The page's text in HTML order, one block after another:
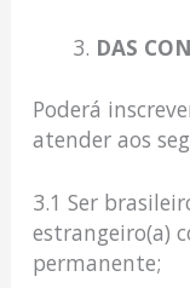
DAS
Poderá
atender aos
3.1 Ser
estrangeiro(a)
permanente;